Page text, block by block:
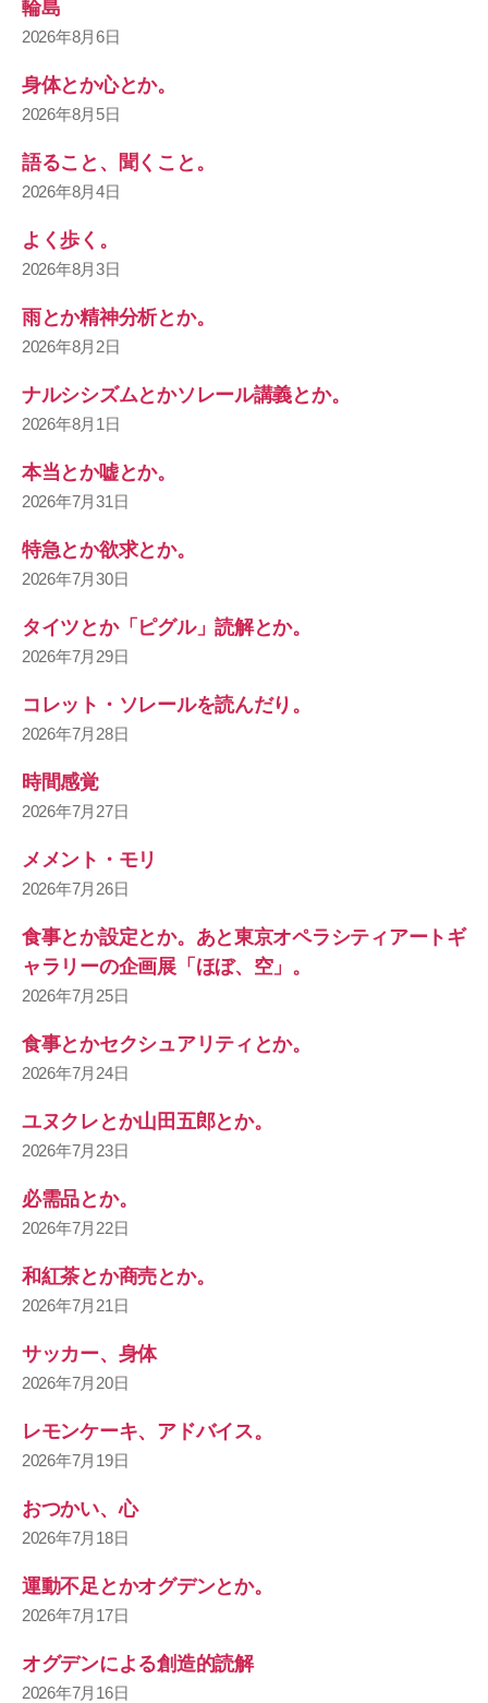
輪島
2026年8月6日
身体とか心とか。
2026年8月5日
語ること、聞くこと。
2026年8月4日
よく歩く。
2026年8月3日
雨とか精神分析とか。
2026年8月2日
ナルシシズムとかソレール講義とか。
2026年8月1日
本当とか嘘とか。
2026年7月31日
特急とか欲求とか。
2026年7月30日
タイツとか「ピグル」読解とか。
2026年7月29日
コレット・ソレールを読んだり。
2026年7月28日
時間感覚
2026年7月27日
メメント・モリ
2026年7月26日
食事とか設定とか。あと東京オペラシティアートギ
ャラリーの企画展「ほぼ、空」。
2026年7月25日
食事とかセクシュアリティとか。
2026年7月24日
ユヌクレとか山田五郎とか。
2026年7月23日
必需品とか。
2026年7月22日
和紅茶とか商売とか。
2026年7月21日
サッカー、身体
2026年7月20日
レモンケーキ、アドバイス。
2026年7月19日
おつかい、心
2026年7月18日
運動不足とかオグデンとか。
2026年7月17日
オグデンによる創造的読解
2026年7月16日